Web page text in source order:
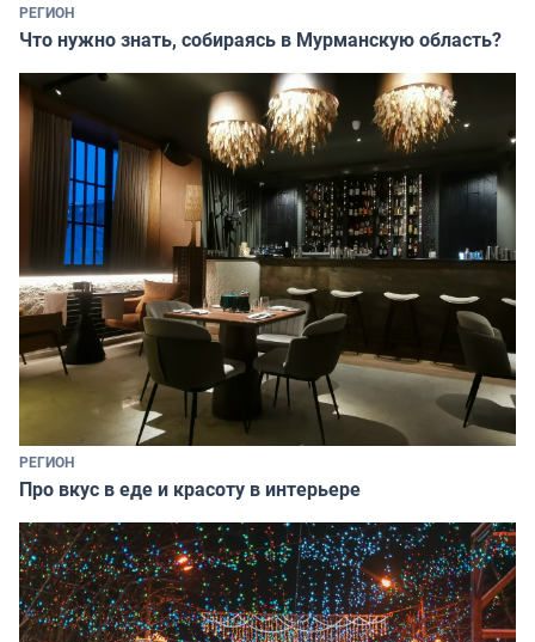
РЕГИОН
Что нужно знать, собираясь в Мурманскую область?
РЕГИОН
Про вкус в еде и красоту в интерьере